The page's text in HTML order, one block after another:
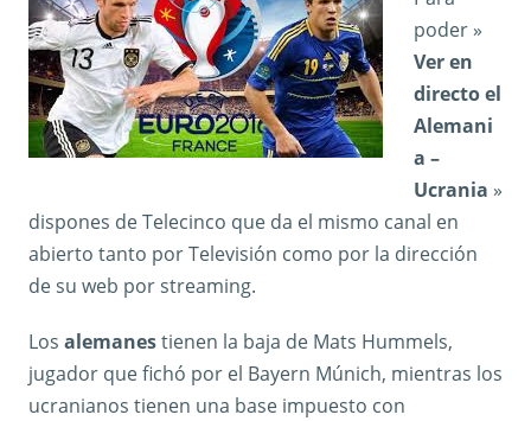
poder »
Ver en
directo el
Alemani
a –
Ucrania »
dispones de Telecinco que da el mismo canal en
abierto tanto por Televisión como por la dirección
de su web por streaming.
Los alemanestienen la baja de Mats Hummels,
jugador que fichó por el Bayern Múnich, mientras los
ucranianos tienen una base impuesto con